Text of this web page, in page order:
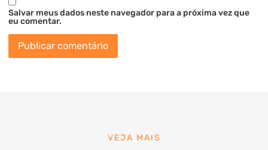
Salvar meus dados neste navegador para a próxima vez que
eu comentar.
VEJA MAIS